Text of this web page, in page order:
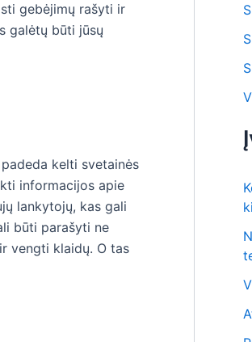
gebėjimų rašyti ir
galėtų būti jūsų
kelti svetainės
informacijos apie
lankytojų, kas gali
būti parašyti ne
vengti klaidų. O tas